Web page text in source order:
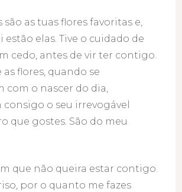
são as tuas flores favoritas e,
estão elas. Tive o cuidado de
cedo, antes de vir ter contigo.
flores, quando se
com o nascer do dia,
o seu irrevogável
que gostes. São do meu
que não queira estar contigo.
por o quanto me fazes